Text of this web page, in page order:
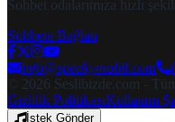
Sohbet odalarımıza hızlı
Sohbete Bağlan
info@speakymobil.com
© 2026 Seslibizde.com - Tüm
Gizlilik PolitikasıKullanım
İstek Gönder